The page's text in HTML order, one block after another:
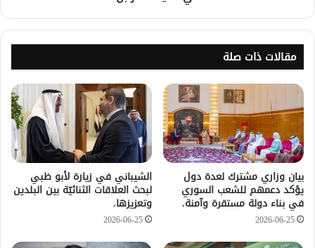
مقالات ذات صلة
بيان وزاري مشترك لعدة دول
يؤكد دعمهم للشعب السوري
في بناء دولة مستقرة وآمنة.
2026-06-25
الشيباني في زيارة لأبو ظبي
لبحث العلاقات الثنائيّة بين البلدين
وتعزيزها.
2026-06-25